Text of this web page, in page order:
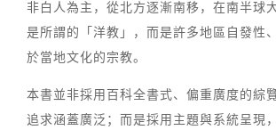
非白人為主，從北方逐漸南移，在南半球
是所謂的「洋教」，而是許多地區自發性
於當地文化的宗教。
本書並非採用百科全書式、偏重廣度的綜
追求涵蓋廣泛；而是採用主題與系統呈現